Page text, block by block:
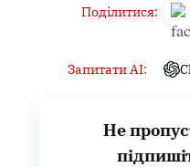
Поділитися:
Запитати AI:
Не